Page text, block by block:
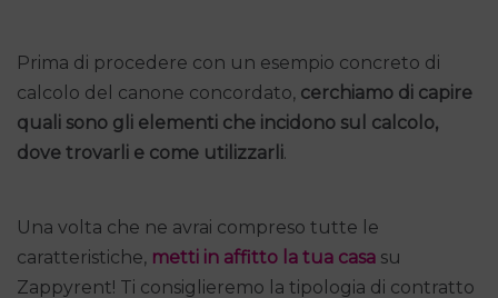
Prima di procedere con un esempio concreto di
calcolo del canone concordato, cerchiamo di capire
quali sono gli elementi che incidono sul calcolo,
dove trovarli e come utilizzarli.
Una volta che ne avrai compreso tutte le
caratteristiche, metti in affitto la tua casa su
Zappyrent! Ti consiglieremo la tipologia di contratto